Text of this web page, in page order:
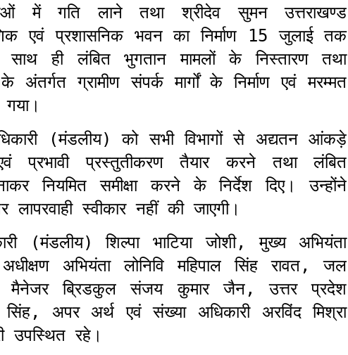
में गति लाने तथा श्रीदेव सुमन उत्तराखण्ड
एवं प्रशासनिक भवन का निर्माण 15 जुलाई तक
ही लंबित भुगतान मामलों के निस्तारण तथा
ग्रामीण संपर्क मार्गों के निर्माण एवं मरम्मत
(मंडलीय) को सभी विभागों से अद्यतन आंकड़े
प्रस्तुतीकरण तैयार करने तथा लंबित
नियमित समीक्षा करने के निर्देश दिए। उन्होंने
स्वीकार नहीं की जाएगी।
(मंडलीय) शिल्पा भाटिया जोशी, मुख्य अभियंता
अभियंता लोनिवि महिपाल सिंह रावत, जल
मैनेजर ब्रिडकुल संजय कुमार जैन, उत्तर प्रदेश
अपर अर्थ एवं संख्या अधिकारी अरविंद मिश्रा
उपस्थित रहे।